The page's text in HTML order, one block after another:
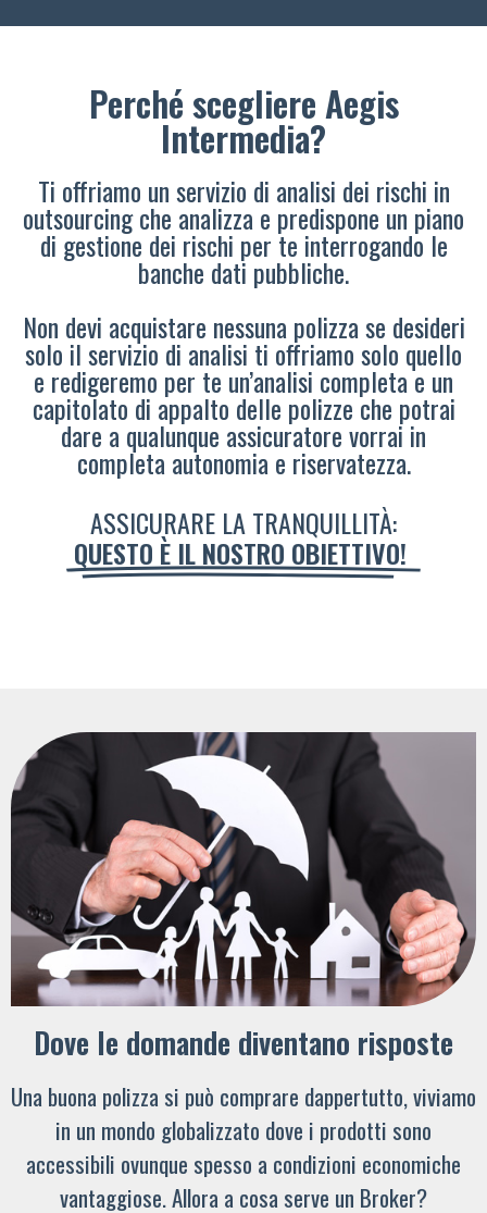
Perché scegliere Aegis
Intermedia?
Ti offriamo un servizio di analisi dei rischi in
outsourcing che analizza e predispone un piano
di gestione dei rischi per te interrogando le
banche dati pubbliche.
Non devi acquistare nessuna polizza se desideri
solo il servizio di analisi ti offriamo solo quello
e redigeremo per te un’analisi completa e un
capitolato di appalto delle polizze che potrai
dare a qualunque assicuratore vorrai in
completa autonomia e riservatezza.
ASSICURARE LA TRANQUILLITÀ:
QUESTO È IL NOSTRO OBIETTIVO!
Dove le domande diventano risposte
Una buona polizza si può comprare dappertutto, viviamo
in un mondo globalizzato dove i prodotti sono
accessibili ovunque spesso a condizioni economiche
vantaggiose. Allora a cosa serve un Broker?